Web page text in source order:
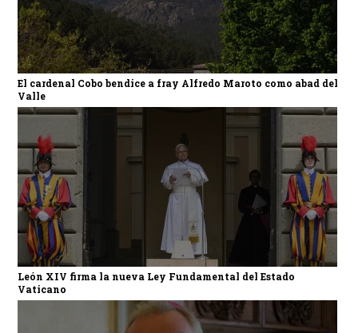
El cardenal Cobo bendice a fray Alfredo Maroto como abad del
Valle
León XIV firma la nueva Ley Fundamental del Estado
Vaticano